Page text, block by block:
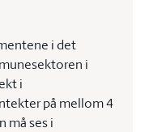
i det
i
i
på mellom 4
må ses i